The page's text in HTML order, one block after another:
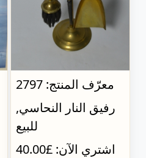
معرّف المنتج: 2797
رفيق النار النحاسي,
للبيع
اشتري الآن: £40.00